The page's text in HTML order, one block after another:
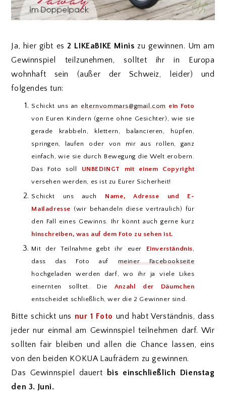
Ja, hier gibt es 2 LIKEaBIKE Minis zu gewinnen. Um am
Gewinnspiel teilzunehmen, solltet ihr in Europa
wohnhaft sein (außer der Schweiz, leider) und
folgendes tun:
Schickt uns anelternvommars@gmail.com ein Foto
von Euren Kindern (gerne ohne Gesichter), wie sie
gerade krabbeln, klettern, balancieren, hüpfen,
springen, laufen oder von mir aus rollen, ganz
einfach, wie sie durch Bewegung die Welt erobern.
Das Foto soll
UNBEDINGT mit einem Copyright
versehen werden, es ist zu Eurer Sicherheit!
Schickt uns auch Name, Adresse und E-
Mailadresse (wir behandeln diese vertraulich) für
den Fall eines Gewinns. Ihr könnt auch gerne kurz
hinschreiben, was auf dem Foto zu sehen ist.
Mit der Teilnahme gebt ihr euer Einverständnis,
dass das Foto auf meiner Facebookseite
hochgeladen werden darf, wo ihr ja viele Likes
einernten solltet. Die Anzahl der Däumchen
entscheidet schließlich, wer die 2 Gewinner sind.
Bitte schickt uns nur 1 Foto und habt Verständnis, dass
jeder nur einmal am Gewinnspiel teilnehmen darf. Wir
sollten fair bleiben und allen die Chance lassen, eins
von den beiden KOKUA Laufrädern zu gewinnen.
Das Gewinnspiel dauert
bis einschließlich
Dienstag
den 3. Juni.